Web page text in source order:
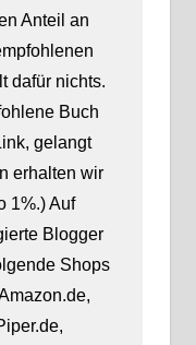
Anteil an
dafür nichts.
Buch
gelangt
erhalten wir
1%.) Auf
Blogger
Shops